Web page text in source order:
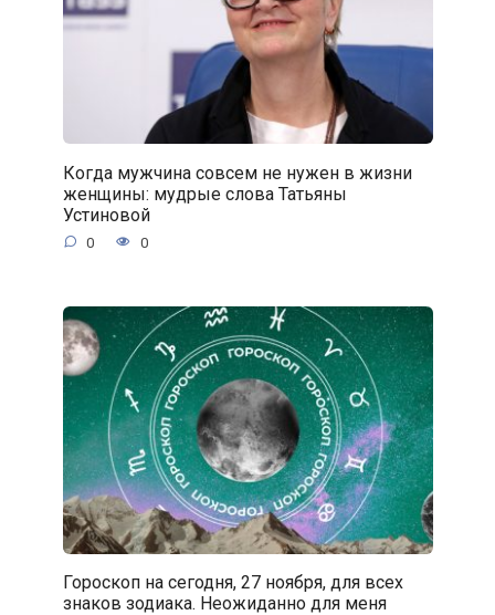
Когда мужчина совсем не нужен в жизни
женщины: мудрые слова Татьяны
Устиновой
0 0
Гороскоп на сегодня, 27 ноября, для всех
знаков зодиака. Неожиданно для меня